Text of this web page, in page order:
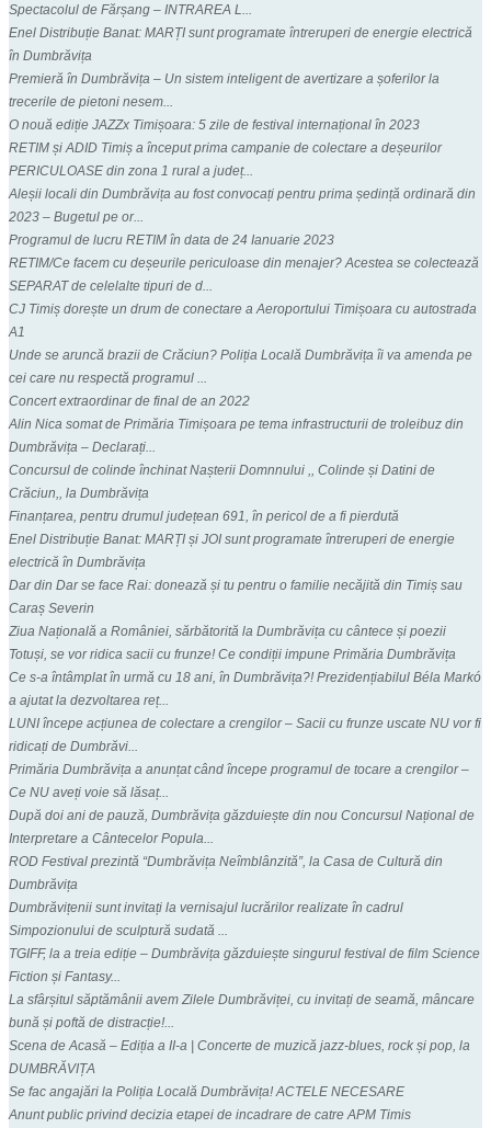
Spectacolul de Fărșang – INTRAREA L...
Enel Distribuție Banat: MARȚI sunt programate întreruperi de energie electrică
în Dumbrăvița
Premieră în Dumbrăvița – Un sistem inteligent de avertizare a șoferilor la
trecerile de pietoni nesem...
O nouă ediție JAZZx Timișoara: 5 zile de festival internațional în 2023
RETIM și ADID Timiș a început prima campanie de colectare a deșeurilor
PERICULOASE din zona 1 rural a județ...
Aleșii locali din Dumbrăvița au fost convocați pentru prima ședință ordinară din
2023 – Bugetul pe or...
Programul de lucru RETIM în data de 24 Ianuarie 2023
RETIM/Ce facem cu deșeurile periculoase din menajer? Acestea se colectează
SEPARAT de celelalte tipuri de d...
CJ Timiș dorește un drum de conectare a Aeroportului Timișoara cu autostrada
A1
Unde se aruncă brazii de Crăciun? Poliția Locală Dumbrăvița îi va amenda pe
cei care nu respectă programul ...
Concert extraordinar de final de an 2022
Alin Nica somat de Primăria Timișoara pe tema infrastructurii de troleibuz din
Dumbrăvița – Declarați...
Concursul de colinde închinat Nașterii Domnnului ,, Colinde și Datini de
Crăciun,, la Dumbrăvița
Finanțarea, pentru drumul județean 691, în pericol de a fi pierdută
Enel Distribuție Banat: MARȚI și JOI sunt programate întreruperi de energie
electrică în Dumbrăvița
Dar din Dar se face Rai: donează și tu pentru o familie necăjită din Timiș sau
Caraș Severin
Ziua Națională a României, sărbătorită la Dumbrăvița cu cântece și poezii
Totuși, se vor ridica sacii cu frunze! Ce condiții impune Primăria Dumbrăvița
Ce s-a întâmplat în urmă cu 18 ani, în Dumbrăvița?! Prezidențiabilul Béla Markó
a ajutat la dezvoltarea reț...
LUNI începe acțiunea de colectare a crengilor – Sacii cu frunze uscate NU vor fi
ridicați de Dumbrăvi...
Primăria Dumbrăvița a anunțat când începe programul de tocare a crengilor –
Ce NU aveți voie să lăsaț...
După doi ani de pauză, Dumbrăvița găzduiește din nou Concursul Național de
Interpretare a Cântecelor Popula...
ROD Festival prezintă “Dumbrăvița Neîmblânzită”, la Casa de Cultură din
Dumbrăvița
Dumbrăvițenii sunt invitați la vernisajul lucrărilor realizate în cadrul
Simpozionului de sculptură sudată ...
TGIFF, la a treia ediție – Dumbrăvița găzduiește singurul festival de film Science
Fiction și Fantasy...
La sfârșitul săptămânii avem Zilele Dumbrăviței, cu invitați de seamă, mâncare
bună și poftă de distracție!...
Scena de Acasă – Ediția a II-a | Concerte de muzică jazz-blues, rock și pop, la
DUMBRĂVIȚA
Se fac angajări la Poliția Locală Dumbrăvița! ACTELE NECESARE
Anunt public privind decizia etapei de incadrare de catre APM Timis